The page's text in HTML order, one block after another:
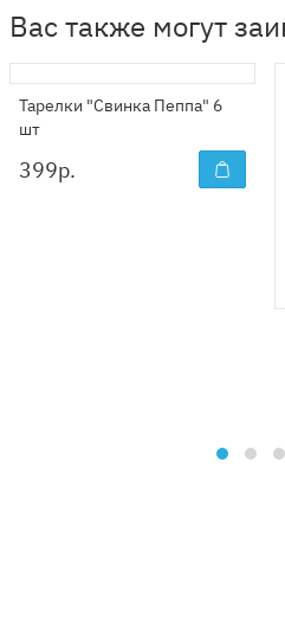
Вас также могут
Тарелки "Свинка Пеппа" 6
шт
399р.